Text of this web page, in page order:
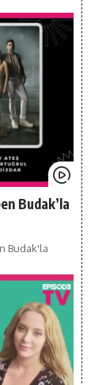
Budak’la
Budak'la